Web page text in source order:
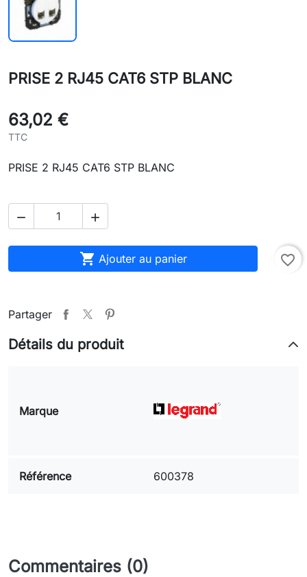
PRISE 2 RJ45 CAT6 STP BLANC
63,02 €
TTC
PRISE 2 RJ45 CAT6 STP BLANC
 
 Ajouter au panier favorite_border
Partager
Détails du produit
Marque
Référence 600378
Commentaires (0)